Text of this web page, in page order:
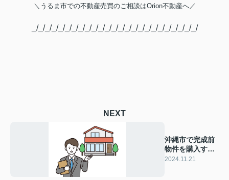
＼ うるま市での不動産売買のご相談はOrion不動産へ／
_/_/_/_/_/_/_/_/_/_/_/_/_/_/_/_/_/_/_/_/_/_/_/_/_/
NEXT
沖縄市で完成前
物件を購入する
際の重要ポイン
2024.11.21